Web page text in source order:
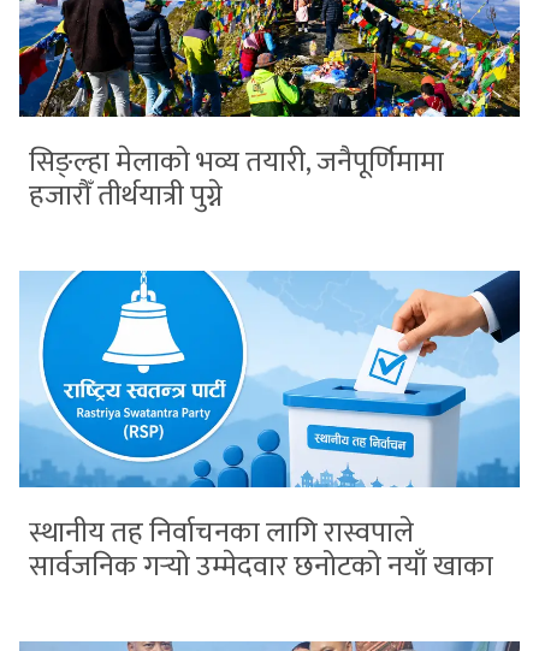
सिङ्ल्हा मेलाको भव्य तयारी, जनैपूर्णिमामा
हजारौँ तीर्थयात्री पुग्ने
स्थानीय तह निर्वाचनका लागि रास्वपाले
सार्वजनिक गर्‍यो उम्मेदवार छनोटको नयाँ खाका